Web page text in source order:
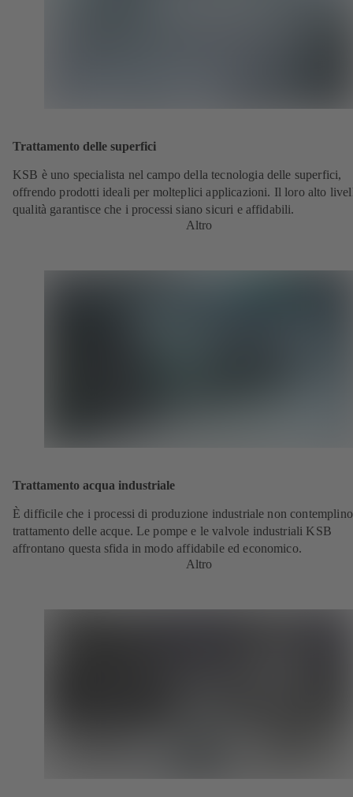
Trattamento delle superfici
KSB è uno specialista nel campo della tecnologia delle superfici,
offrendo prodotti ideali per molteplici applicazioni. Il loro alto
qualità garantisce che i processi siano sicuri e affidabili.
Altro
Trattamento acqua industriale
È difficile che i processi di produzione industriale non
trattamento delle acque. Le pompe e le valvole industriali KSB
affrontano questa sfida in modo affidabile ed economico.
Altro